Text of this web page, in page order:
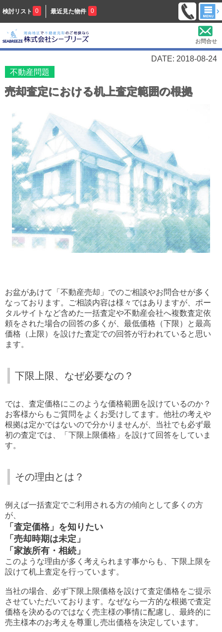
検討リスト 0 最近見た物件 0
お問合せ
DATE: 2018-08-24
不動産問題
売却査定における机上査定範囲の根拠
お盆があけて「不動産売却」でのご相談やお問合せが多く
なっております。ご相談内容は様々ではありますが、ポー
タルサイトなど含めた一括査定や不動産会社へ複数査定依
頼をされた場合の回答の多くが、最低価格（下限）と最高
価格（上限）を設けた査定での回答が行われていると思い
ます。
下限上限、なぜ必要なの？
では、査定価格にこのような価格範囲を設けているのか？
お客様からもご質問をよくお受けしてます。他社の考えや
根拠は定かではないので分かりませんが、当社でも必ず最
初の査定では、「下限上限価格」を設けて回答をしていま
す。
その理由とは？
例えば一括査定でご利用される方の傾向として多くの方
が、
「査定価格」を知りたい
「売却時期は未定」
「家族所有・相続」
このような理由が多く考えられます事からも、下限上限を
設けて机上査定を行っています。
当社の場合、必ず下限上限価格を設けて査定価格をご提示
させていただいております。なぜなら一方的な根拠で査定
価格を決めるのではなく売主様の事情に配慮し、最終的に
売主様本のお考えを尊重し売出価格を決定しています。